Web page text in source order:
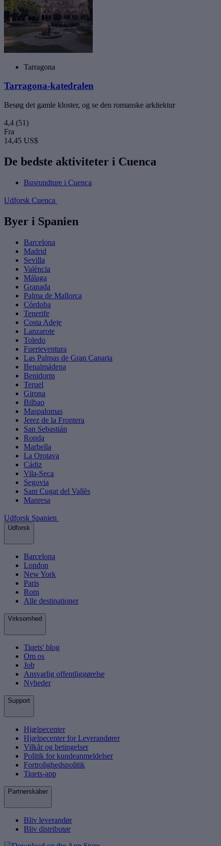
Tarragona
Tarragona-katedralen
Besøg det gamle kloster, og se den romanske arkitektur
4,4 (51)
Fra
14,45 US$
De bedste aktiviteter i Cuenca
Busrundture i Cuenca
Udforsk Cuenca
Byer i Spanien
Barcelona
Madrid
Sevilla
València
Málaga
Granada
Palma de Mallorca
Córdoba
Tenerife
Costa Adeje
Lanzarote
Toledo
Fuerteventura
Las Palmas de Gran Canaria
Benalmádena
Benidorm
Teruel
Girona
Bilbao
Maspalomas
Jerez de la Frontera
San Sebastián
Ronda
Marbella
La Orotava
Cádiz
Vila-Seca
Segovia
Sant Cugat del Vallès
Manresa
Udforsk Spanien
Udforsk
Barcelona
London
New York
Paris
Rom
Alle destinationer
Virksomhed
Tiqets' blog
Om os
Job
Ansvarlig offentliggørelse
Nyheder
Support
Hjælpecenter
Hjælpecenter for Leverandører
Vilkår og betingelser
Politik for kundeanmeldelser
Fortrolighedspolitik
Tiqets-app
Partnerskaber
Bliv leverandør
Bliv distributør